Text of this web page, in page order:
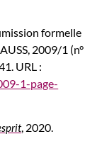
formelle
2009/1 (n°
URL :
1-page-
, 2020.